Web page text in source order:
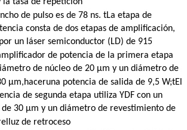
de pulso es de 78 ns. tLa etapa de
consta de dos etapas de amplificación,
un láser semiconductor (LD) de 915
de potencia de la primera etapa
de núcleo de 20 μm y un diámetro de
μm,haceruna potencia de salida de 9,5 W;tEl
de segunda etapa utiliza YDF con un
30 μm y un diámetro de revestimiento de
el luz de retroceso